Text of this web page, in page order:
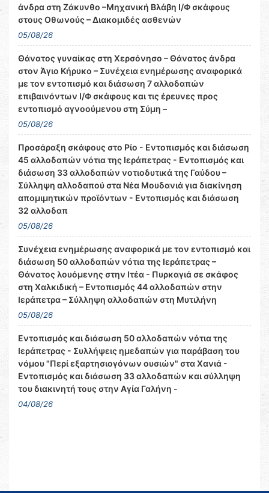
άνδρα στη Ζάκυνθο –Μηχανική Βλάβη Ι/Φ σκάφους
στους Οθωνούς – Διακομιδές ασθενών
05/08/26
Θάνατος γυναίκας στη Χερσόνησο – Θάνατος άνδρα
στον Άγιο Κήρυκο – Συνέχεια ενημέρωσης αναφορικά
με τον εντοπισμό και διάσωση 7 αλλοδαπών
επιβαινόντων Ι/Φ σκάφους και τις έρευνες προς
εντοπισμό αγνοούμενου στη Σύμη –
05/08/26
Προσάραξη σκάφους στο Ρίο - Εντοπισμός και διάσωση
45 αλλοδαπών νότια της Ιεράπετρας - Εντοπισμός και
διάσωση 33 αλλοδαπών νοτιοδυτικά της Γαύδου –
Σύλληψη αλλοδαπού στα Νέα Μουδανιά για διακίνηση
απομιμητικών προϊόντων - Εντοπισμός και διάσωση
32 αλλοδαπ
05/08/26
Συνέχεια ενημέρωσης αναφορικά με τον εντοπισμό και
διάσωση 50 αλλοδαπών νότια της Ιεράπετρας –
Θάνατος λουόμενης στην Ιτέα - Πυρκαγιά σε σκάφος
στη Χαλκιδική – Εντοπισμός 44 αλλοδαπών στην
Ιεράπετρα – Σύλληψη αλλοδαπών στη Μυτιλήνη
05/08/26
Εντοπισμός και διάσωση 50 αλλοδαπών νότια της
Ιεράπετρας - Συλλήψεις ημεδαπών για παράβαση του
νόμου "Περί εξαρτησιογόνων ουσιών" στα Χανιά -
Εντοπισμός και διάσωση 33 αλλοδαπών και σύλληψη
του διακινητή τους στην Αγία Γαλήνη -
04/08/26